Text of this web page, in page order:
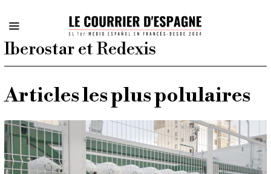
Iberostar et Redexis
Articles les plus polulaires